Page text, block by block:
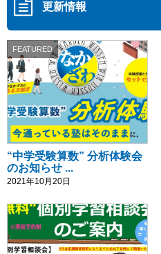
更新情報
FEATURED
“中学受験算数” 分析体験会
のお知らせ ...
2021年10月20日